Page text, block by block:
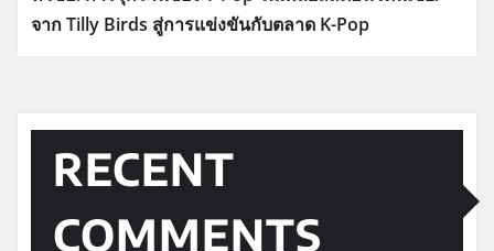
จาก Tilly Birds สู่การแข่งขันกับตลาด K-Pop
RECENT
COMMENTS